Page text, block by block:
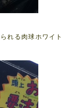
れる肉球ホワイト